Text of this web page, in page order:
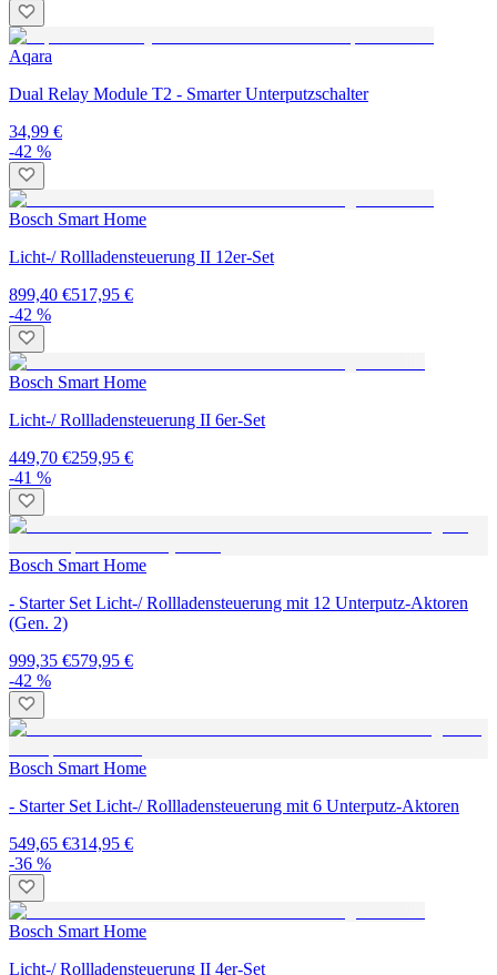
Aqara
Dual Relay Module T2 - Smarter Unterputzschalter
34,99 €
-42 %
Bosch Smart Home
Licht-/ Rollladensteuerung II 12er-Set
899,40 €517,95 €
-42 %
Bosch Smart Home
Licht-/ Rollladensteuerung II 6er-Set
449,70 €259,95 €
-41 %
Bosch Smart Home
- Starter Set Licht-/ Rollladensteuerung mit 12 Unterputz-Aktoren
(Gen. 2)
999,35 €579,95 €
-42 %
Bosch Smart Home
- Starter Set Licht-/ Rollladensteuerung mit 6 Unterputz-Aktoren
549,65 €314,95 €
-36 %
Bosch Smart Home
Licht-/ Rollladensteuerung II 4er-Set